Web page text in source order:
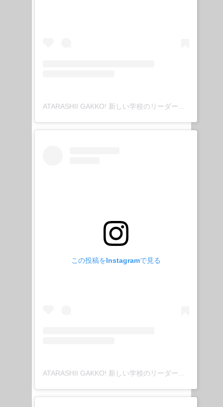
この投稿をInstagramで見る
ATARASHII GAKKO! 新しい学校のリーダーズ(@japan_leaders)がシェアした投稿